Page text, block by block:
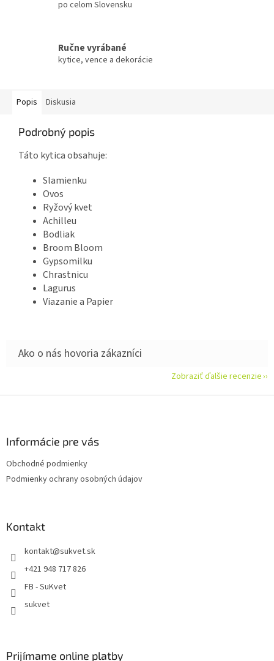
po celom Slovensku
Ručne vyrábané
kytice, vence a dekorácie
Popis Diskusia
Podrobný popis
Táto kytica obsahuje:
Slamienku
Ovos
Ryžový kvet
Achilleu
Bodliak
Broom Bloom
Gypsomilku
Chrastnicu
Lagurus
Viazanie a Papier
Zobraziť ďalšie recenzie
Informácie pre vás
Obchodné podmienky
Podmienky ochrany osobných údajov
Kontakt
kontakt@sukvet.sk
+421 948 717 826
FB - SuKvet
sukvet
Prijímame online platby